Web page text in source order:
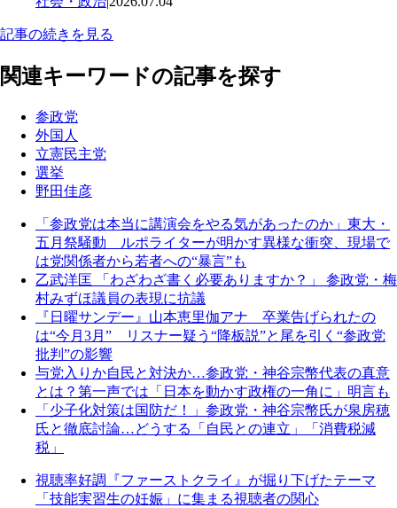
記事の続きを見る
関連キーワードの記事を探す
参政党
外国人
立憲民主党
選挙
野田佳彦
「参政党は本当に講演会をやる気があったのか」東大・
五月祭騒動 ルポライターが明かす異様な衝突、現場で
は党関係者から若者への“暴言”も
乙武洋匡 「わざわざ書く必要ありますか？」 参政党・梅
村みずほ議員の表現に抗議
『日曜サンデー』山本恵里伽アナ 卒業告げられたの
は“今月3月” リスナー疑う“降板説”と尾を引く“参政党
批判”の影響
与党入りか自民と対決か…参政党・神谷宗幣代表の真意
とは？第一声では「日本を動かす政権の一角に」明言も
「少子化対策は国防だ！」参政党・神谷宗幣氏が泉房穂
氏と徹底討論…どうする「自民との連立」「消費税減
税」
視聴率好調『ファーストクライ』が掘り下げたテーマ
「技能実習生の妊娠」に集まる視聴者の関心